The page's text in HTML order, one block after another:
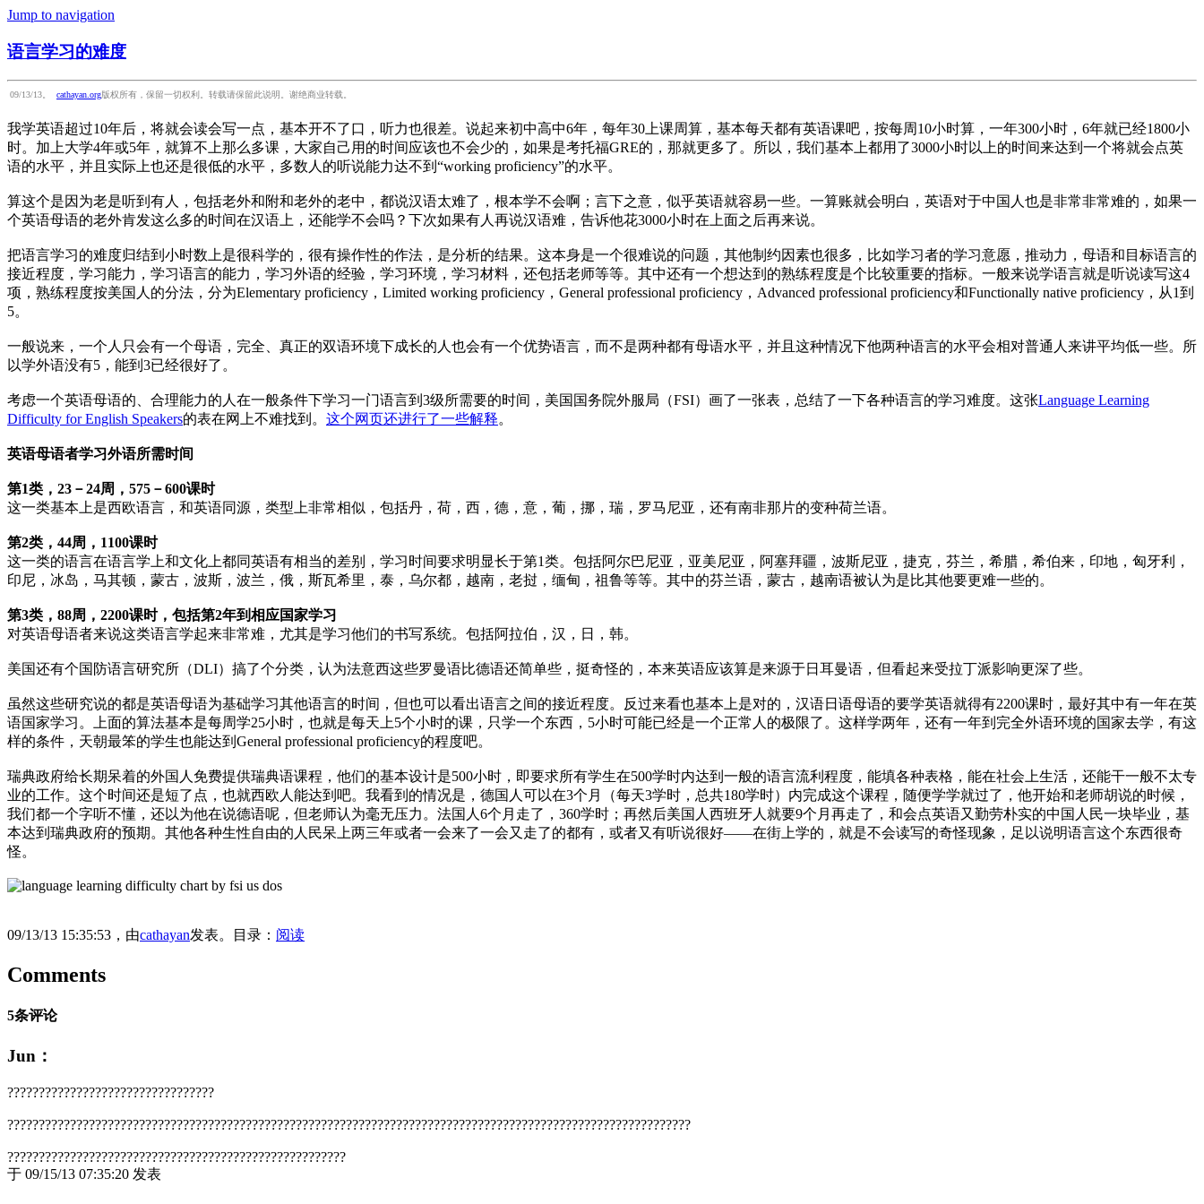
Jump to navigation
语言学习的难度
09/13/13。 cathayan.org版权所有，保留一切权利。转载请保留此说明。谢绝商业转载。
我学英语超过10年后，将就会读会写一点，基本开不了口，听力也很差。说起来初中高中6年，每年30上课周算，基本每天都有英语课吧，按每周10小时算，一年300小时，6年就已经1800小
时。加上大学4年或5年，就算不上那么多课，大家自己用的时间应该也不会少的，如果是考托福GRE的，那就更多了。所以，我们基本上都用了3000小时以上的时间来达到一个将就会点英
语的水平，并且实际上也还是很低的水平，多数人的听说能力达不到“working proficiency”的水平。
算这个是因为老是听到有人，包括老外和附和老外的老中，都说汉语太难了，根本学不会啊；言下之意，似乎英语就容易一些。一算账就会明白，英语对于中国人也是非常非常难的，如果一
个英语母语的老外肯发这么多的时间在汉语上，还能学不会吗？下次如果有人再说汉语难，告诉他花3000小时在上面之后再来说。
把语言学习的难度归结到小时数上是很科学的，很有操作性的作法，是分析的结果。这本身是一个很难说的问题，其他制约因素也很多，比如学习者的学习意愿，推动力，母语和目标语言的
接近程度，学习能力，学习语言的能力，学习外语的经验，学习环境，学习材料，还包括老师等等。其中还有一个想达到的熟练程度是个比较重要的指标。一般来说学语言就是听说读写这4
项，熟练程度按美国人的分法，分为Elementary proficiency，Limited working proficiency，General professional proficiency，Advanced professional proficiency和Functionally native proficiency，从1到
5。
一般说来，一个人只会有一个母语，完全、真正的双语环境下成长的人也会有一个优势语言，而不是两种都有母语水平，并且这种情况下他两种语言的水平会相对普通人来讲平均低一些。所
以学外语没有5，能到3已经很好了。
考虑一个英语母语的、合理能力的人在一般条件下学习一门语言到3级所需要的时间，美国国务院外服局（FSI）画了一张表，总结了一下各种语言的学习难度。这张Language Learning
Difficulty for English Speakers的表在网上不难找到。 这个网页还进行了一些解释。
英语母语者学习外语所需时间
第1类，23－24周，575－600课时
这一类基本上是西欧语言，和英语同源，类型上非常相似，包括丹，荷，西，德，意，葡，挪，瑞，罗马尼亚，还有南非那片的变种荷兰语。
第2类，44周，1100课时
这一类的语言在语言学上和文化上都同英语有相当的差别，学习时间要求明显长于第1类。包括阿尔巴尼亚，亚美尼亚，阿塞拜疆，波斯尼亚，捷克，芬兰，希腊，希伯来，印地，匈牙利，
印尼，冰岛，马其顿，蒙古，波斯，波兰，俄，斯瓦希里，泰，乌尔都，越南，老挝，缅甸，祖鲁等等。其中的芬兰语，蒙古，越南语被认为是比其他要更难一些的。
第3类，88周，2200课时，包括第2年到相应国家学习
对英语母语者来说这类语言学起来非常难，尤其是学习他们的书写系统。包括阿拉伯，汉，日，韩。
美国还有个国防语言研究所（DLI）搞了个分类，认为法意西这些罗曼语比德语还简单些，挺奇怪的，本来英语应该算是来源于日耳曼语，但看起来受拉丁派影响更深了些。
虽然这些研究说的都是英语母语为基础学习其他语言的时间，但也可以看出语言之间的接近程度。反过来看也基本上是对的，汉语日语母语的要学英语就得有2200课时，最好其中有一年在英
语国家学习。上面的算法基本是每周学25小时，也就是每天上5个小时的课，只学一个东西，5小时可能已经是一个正常人的极限了。这样学两年，还有一年到完全外语环境的国家去学，有这
样的条件，天朝最笨的学生也能达到General professional proficiency的程度吧。
瑞典政府给长期呆着的外国人免费提供瑞典语课程，他们的基本设计是500小时，即要求所有学生在500学时内达到一般的语言流利程度，能填各种表格，能在社会上生活，还能干一般不太专
业的工作。这个时间还是短了点，也就西欧人能达到吧。我看到的情况是，德国人可以在3个月（每天3学时，总共180学时）内完成这个课程，随便学学就过了，他开始和老师胡说的时候，
我们都一个字听不懂，还以为他在说德语呢，但老师认为毫无压力。法国人6个月走了，360学时；再然后美国人西班牙人就要9个月再走了，和会点英语又勤劳朴实的中国人民一块毕业，基
本达到瑞典政府的预期。其他各种生性自由的人民呆上两三年或者一会来了一会又走了的都有，或者又有听说很好——在街上学的，就是不会读写的奇怪现象，足以说明语言这个东西很奇
怪。
09/13/13 15:35:53，由cathayan发表。目录： 阅读
Comments
5条评论
Jun：
?????????????????????????????????
?????????????????????????????????????????????????????????????????????????????????????????????????????????????
??????????????????????????????????????????????????????
于 09/15/13 07:35:20 发表